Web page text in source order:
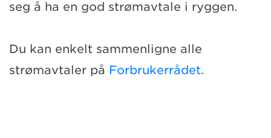
seg å ha en god strømavtale i ryggen.
Du kan enkelt sammenligne alle
strømavtaler på Forbrukerrådet.